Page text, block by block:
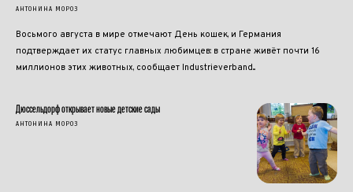
АНТОНИНА МОРОЗ
Восьмого августа в мире отмечают День кошек, и Германия
подтверждает их статус главных любимцев: в стране живёт почти 16
миллионов этих животных, сообщает Industrieverband...
Дюссельдорф открывает новые детские сады
АНТОНИНА МОРОЗ